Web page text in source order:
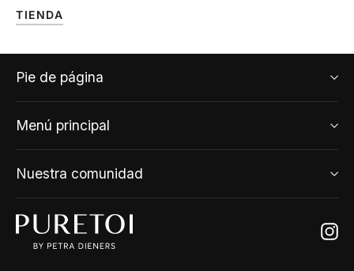
TIENDA
Pie de página
Menú principal
Nuestra comunidad